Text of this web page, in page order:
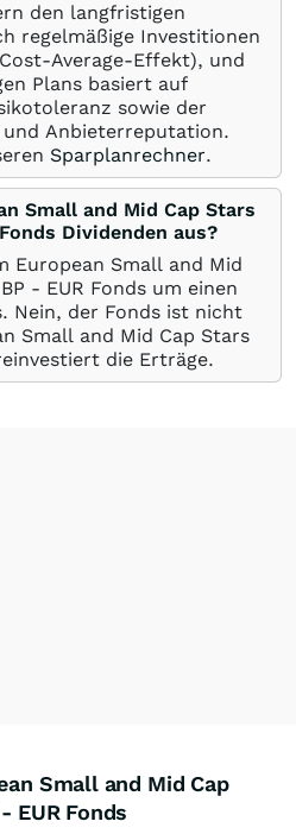
den langfristigen
regelmäßige Investitionen
Average-Effekt), und
Plans basiert auf
sowie der
Anbieterreputation.
Sparplanrechner.
Small and Mid Cap Stars
Dividenden aus?
European Small and Mid
- EUR Fonds um einen
Nein, der Fonds ist nicht
Small and Mid Cap Stars
die Erträge.
Small and Mid Cap
EUR Fonds